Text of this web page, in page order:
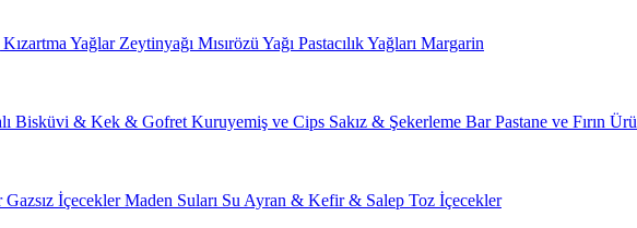
Kızartma Yağlar Zeytinyağı Mısırözü Yağı Pastacılık Yağları Margarin
Bisküvi & Kek & Gofret Kuruyemiş ve Cips Sakız & Şekerleme BarPastane ve Fırın
Gazsız İçeceklerMaden Suları Su Ayran & Kefir & Salep Toz İçecekler